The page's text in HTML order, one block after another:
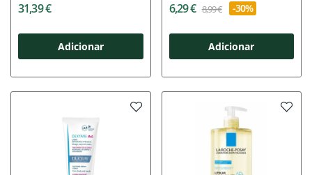
31,39 €
Adicionar
6,29 € 8,99 € -30%
Adicionar